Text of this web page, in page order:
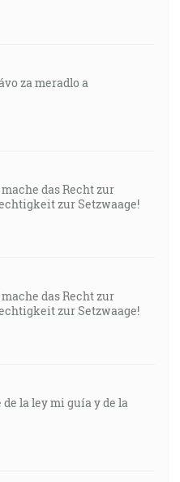
a dal nám myseľ, aby sme
v tom pravdivom, v jeho
k nohám Ježišovým a
zahubiť ľudské duše, ale
svojho Syna, aby súdil svet,
neho. [Jn 3:17]
im: Zdraví nepotrebujú
ostatní ľudia, dráči,
za meradlo a
das Recht zur
zur Setzwaage!
das Recht zur
zur Setzwaage!
de la ley mi guía y de la